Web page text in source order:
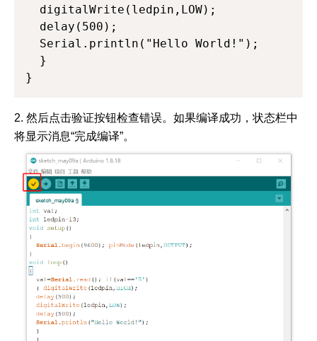
  digitalWrite(ledpin,LOW);
  delay(500);
  Serial.println("Hello World!");
  }
}
2. 然后点击验证按钮检查错误。如果编译成功，状态栏中
将显示消息“完成编译”。